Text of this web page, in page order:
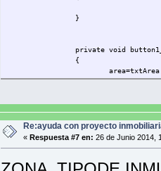
}
private void
{
distrito =
if (txtDniDueño.Text !=
{
Re:ayuda con proyecto
« Respuesta #7 en: 26 de Junio 2014,